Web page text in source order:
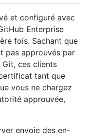
et configuré avec
Enterprise
fois. Sachant que
pas approuvés par
ces clients
tant que
vous ne chargez
approuvée,
envoie des en-